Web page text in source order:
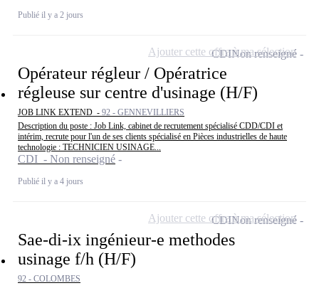
Publié il y a 2 jours
Opérateur régleur / Opératrice
régleuse sur centre d'usinage (H/F)
JOB LINK EXTEND - 92 - GENNEVILLIERS
Description du poste : Job Link, cabinet de recrutement spécialisé CDD/CDI et
intérim, recrute pour l'un de ses clients spécialisé en Pièces industrielles de haute
technologie : TECHNICIEN USINAGE...
CDI - Non renseigné
Publié il y a 4 jours
CDINon renseigné
Ajouter cette offre à ma sélection
Sae-di-ix ingénieur-e methodes
usinage f/h (H/F)
92 - COLOMBES
CDINon renseigné
Ajouter cette offre à ma sélection